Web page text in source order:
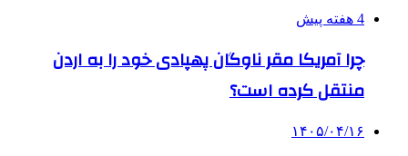
4 هفته پیش
چرا آمریکا مقر ناوگان پهپادی خود را به اردن
منتقل کرده است؟
۱۴۰۵/۰۴/۱۶